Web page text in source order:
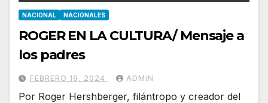
NACIONAL NACIONALES
ROGER EN LA CULTURA/ Mensaje a
los padres
FEBRERO 19, 2024 ADMIN
Por Roger Hershberger, filántropo y creador del